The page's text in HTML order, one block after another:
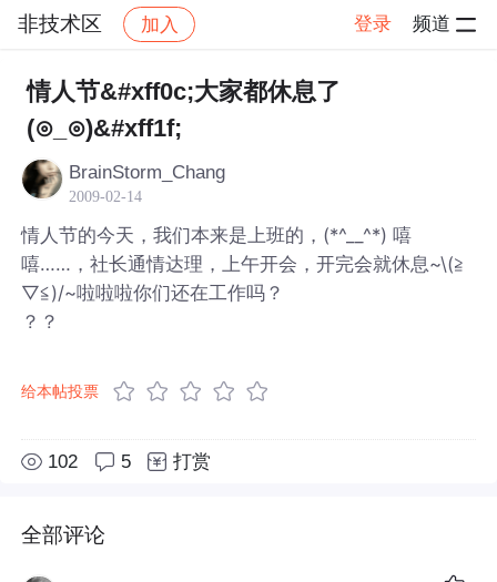
非技术区 加入 登录 频道
社区 非技术区 帖子详情
情人节&#xff0c;大家都休息了
(⊙_⊙)&#xff1f;
BrainStorm_Chang
2009-02-14
情人节的今天，我们本来是上班的，(*^__^*) 嘻
嘻……，社长通情达理，上午开会，开完会就休息~\(≧
▽≦)/~啦啦啦你们还在工作吗？
？？
给本帖投票
102 5 打赏
全部评论